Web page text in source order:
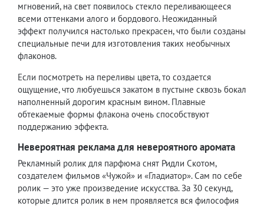
мгновений, на свет появилось стекло переливающееся
всеми оттенками алого и бордового. Неожиданный
эффект получился настолько прекрасен, что были созданы
специальные печи для изготовления таких необычных
флаконов.
Если посмотреть на переливы цвета, то создается
ощущение, что любуешься закатом в пустыне сквозь бокал
наполненный дорогим красным вином. Плавные
обтекаемые формы флакона очень способствуют
поддержанию эффекта.
Невероятная реклама для невероятного аромата
Рекламный ролик для парфюма снят Ридли Скотом,
создателем фильмов «Чужой» и «Гладиатор». Сам по себе
ролик — это уже произведение искусства. За 30 секунд,
которые длится ролик в нем проявляется вся философия